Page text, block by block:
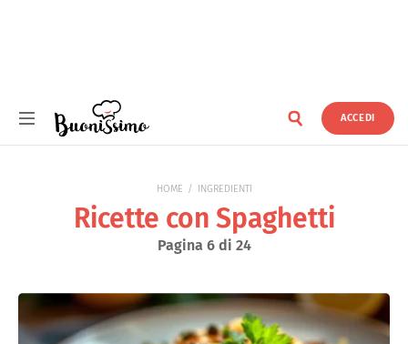
ACCEDI
HOME INGREDIENTI
Ricette con Spaghetti
Pagina 6 di 24